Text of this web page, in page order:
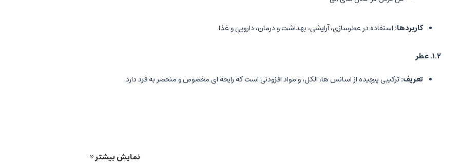
کاربردها: استفاده در عطرسازی، آرایشی، بهداشت و درمان، دارویی و غذا.
۱.۲.عطر
تعریف:ترکیبی پیچیده از اسانس ها، الکل، و مواد افزودنی است که رایحه ای مخصوص و منحصر به فرد دارد.
نمایش بیشتر